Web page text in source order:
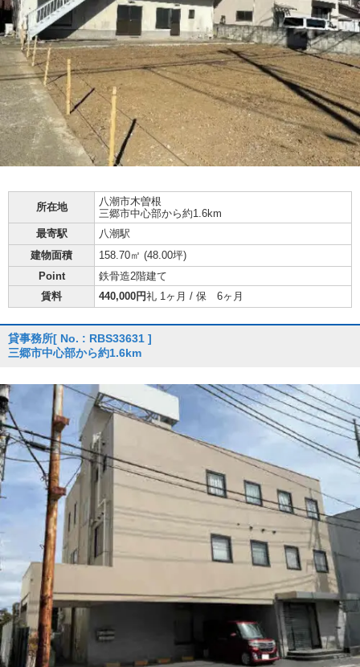
所在地 八潮市木曽根
三郷市中心部から約1.6km
最寄駅
八潮駅
建物面積
158.70㎡ (48.00坪)
Point
鉄骨造2階建て
賃料
440,000円礼 1ヶ月 / 保 6ヶ月
貸事務所[ No. : RBS33631 ]
三郷市中心部から約1.6km